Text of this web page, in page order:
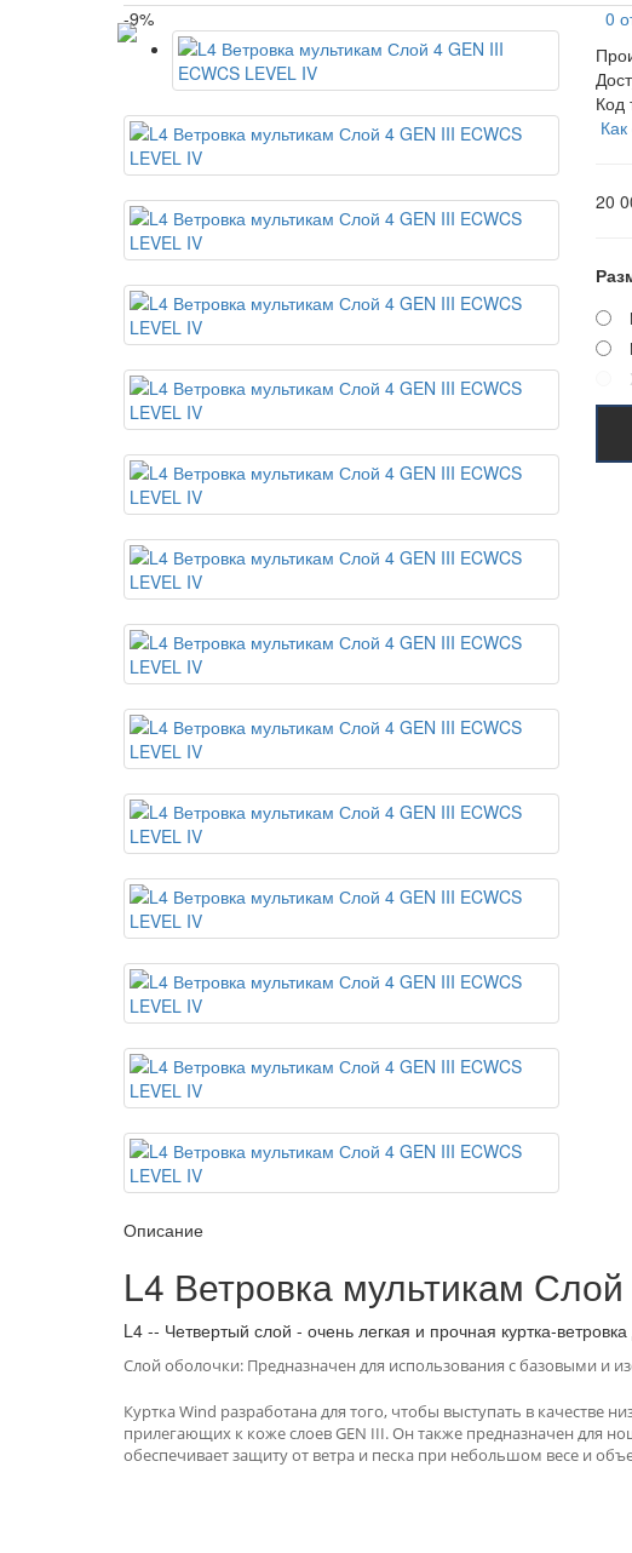
-9%
0
Код
20
Описание
L4 Ветровка мультикам
L4 -- Четвертый слой - очень легкая и прочная куртка-
Слой оболочки: Предназначен для использования с базовыми и
Куртка Wind разработана для того, чтобы выступать в
прилегающих к коже слоев GEN III.Он также предназначен для
обеспечивает защиту от ветра и песка при небольшом весе и